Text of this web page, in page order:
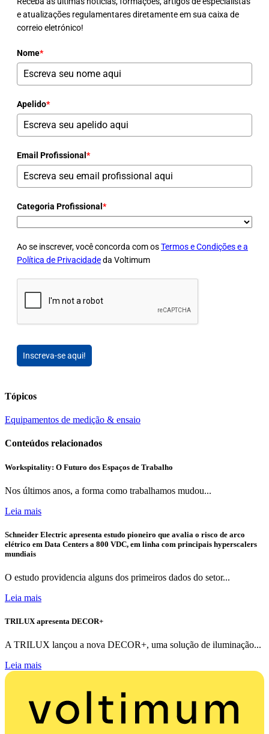
e atualizações regulamentares diretamente em sua caixa de
correio eletrónico!
Nome*
Apelido*
Email Profissional*
Categoria Profissional*
Ao se inscrever, você concorda com osTermos e Condições e a
Política de Privacidadeda Voltimum
Inscreva-se aqui!
Tópicos
Equipamentos de medição & ensaio
Conteúdos relacionados
Workspitality: O Futuro dos Espaços de Trabalho
Nos últimos anos, a forma como trabalhamos mudou...
Leia mais
Schneider Electric apresenta estudo pioneiro que avalia o risco de arco
elétrico em Data Centers a 800 VDC, em linha com principais hyperscalers
mundiais
O estudo providencia alguns dos primeiros dados do setor...
Leia mais
TRILUX apresenta DECOR+
A TRILUX lançou a nova DECOR+, uma solução de iluminação...
Leia mais